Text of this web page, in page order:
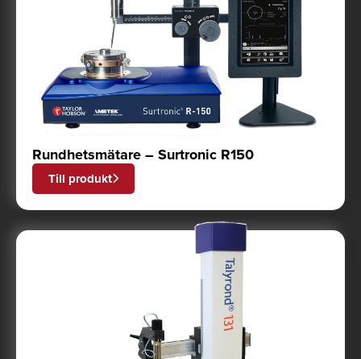
Rundhetsmätare – Surtronic R150
Till produkt